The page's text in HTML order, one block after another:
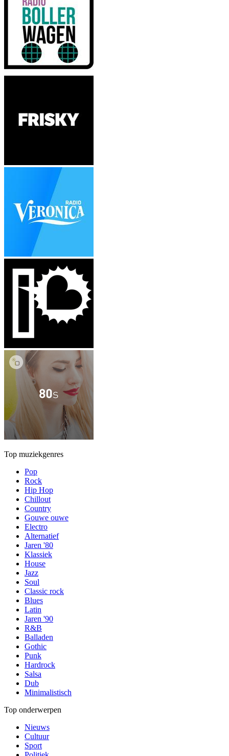
Top muziekgenres
Pop
Rock
Hip Hop
Chillout
Country
Gouwe ouwe
Electro
Alternatief
Jaren '80
Klassiek
House
Jazz
Soul
Classic rock
Blues
Latin
Jaren '90
R&B
Balladen
Gothic
Punk
Hardrock
Salsa
Dub
Minimalistisch
Top onderwerpen
Nieuws
Cultuur
Sport